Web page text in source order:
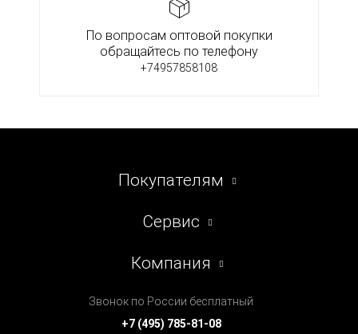
По вопросам оптовой покупки
обращайтесь по телефону
+74957858108
Покупателям
Сервис
Компания
Звонок по России бесплатный
+7 (495) 785-81-08